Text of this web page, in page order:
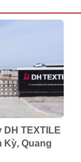
TEXTILE
Kỳ, Quang